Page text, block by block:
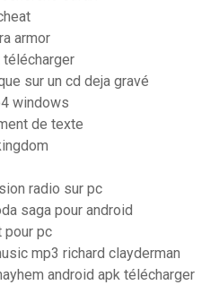
armor
télécharger
sur un cd deja gravé
windows
de texte
radio sur pc
saga pour android
pour pc
mp3 richard clayderman
android apk télécharger